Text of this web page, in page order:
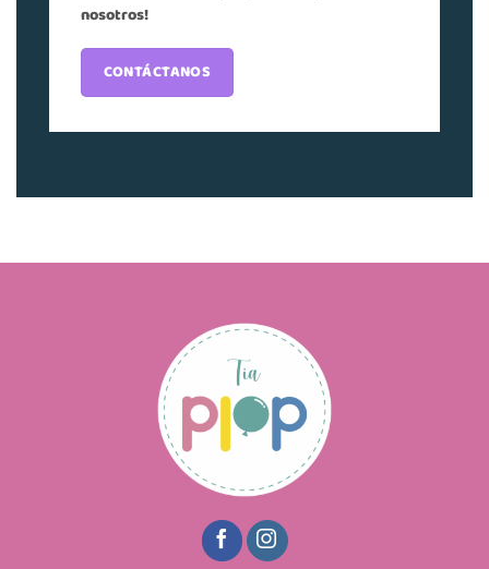
nosotros!
CONTÁCTANOS